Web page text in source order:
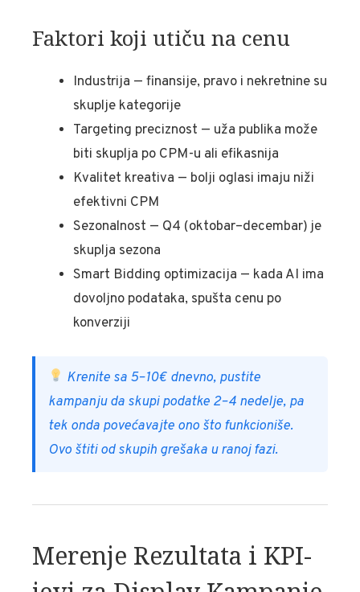
Faktori koji utiču na cenu
Industrija — finansije, pravo i nekretnine su
skuplje kategorije
Targeting preciznost — uža publika može
biti skuplja po CPM-u ali efikasnija
Kvalitet kreativa — bolji oglasi imaju niži
efektivni CPM
Sezonalnost — Q4 (oktobar–decembar) je
skuplja sezona
Smart Bidding optimizacija — kada AI ima
dovoljno podataka, spušta cenu po
konverziji
Krenite sa 5–10€ dnevno, pustite
kampanju da skupi podatke 2–4 nedelje, pa
tek onda povećavajte ono što funkcioniše.
Ovo štiti od skupih grešaka u ranoj fazi.
Merenje Rezultata i KPI-